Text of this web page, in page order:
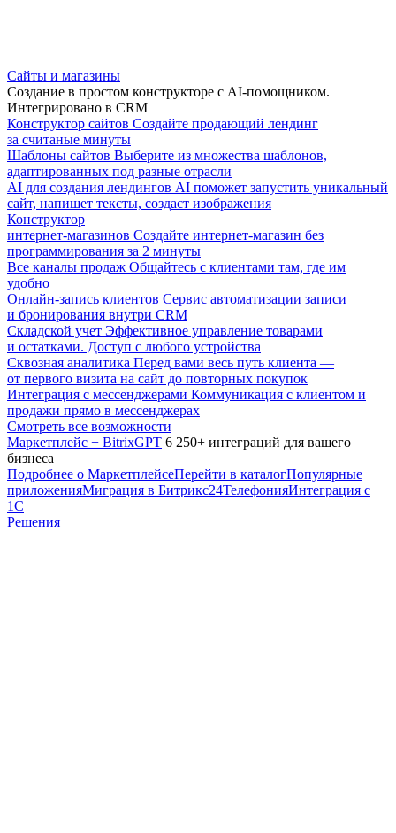
Сайты и магазины
Создание в простом конструкторе с AI-помощником.
Интегрировано в CRM
Конструктор сайтов Создайте продающий лендинг
за считаные минуты
Шаблоны сайтов Выберите из множества шаблонов,
адаптированных под разные отрасли
AI для создания лендингов AI поможет запустить уникальный
сайт, напишет тексты, создаст изображения
Конструктор
интернет-магазинов Создайте интернет-магазин без
программирования за 2 минуты
Все каналы продаж Общайтесь с клиентами там, где им
удобно
Онлайн-запись клиентов Сервис автоматизации записи
и бронирования внутри CRM
Складской учет Эффективное управление товарами
и остатками. Доступ с любого устройства
Сквозная аналитика Перед вами весь путь клиента —
от первого визита на сайт до повторных покупок
Интеграция с мессенджерами Коммуникация с клиентом и
продажи прямо в мессенджерах
Смотреть все возможности
Маркетплейс + BitrixGPT 6 250+ интеграций для вашего
бизнеса
Подробнее о МаркетплейсеПерейти в каталогПопулярные
приложенияМиграция в Битрикс24ТелефонияИнтеграция с
1С
Решения